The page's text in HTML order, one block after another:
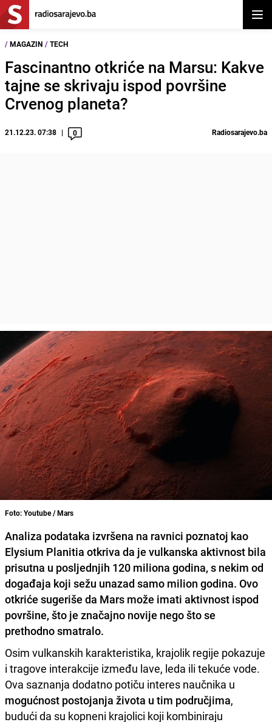
/ MAGAZIN / TECH
Fascinantno otkriće na Marsu: Kakve
tajne se skrivaju ispod površine
Crvenog planeta?
21.12.23. 07:38 0 Radiosarajevo.ba
Foto: Youtube / Mars
Analiza podataka izvršena na ravnici poznatoj kao
Elysium Planitia otkriva da je vulkanska aktivnost bila
prisutna u posljednjih 120 miliona godina, s nekim od
događaja koji sežu unazad samo milion godina. Ovo
otkriće sugeriše da Mars može imati aktivnost ispod
površine, što je značajno novije nego što se
prethodno smatralo.
Osim vulkanskih karakteristika, krajolik regije pokazuje
i tragove interakcije između lave, leda ili tekuće vode.
Ova saznanja dodatno potiču interes naučnika u
mogućnost postojanja života u tim područjima,
budući da su kopneni krajolici koji kombiniraju